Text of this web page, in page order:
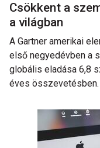
Csökkent a
a világban
A Gartner amerikai
első negyedévben a
globális eladása 6,8
éves összevetésben.